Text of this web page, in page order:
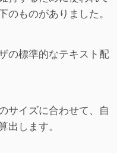
ものがありました。
の標準的なテキスト配
サイズに合わせて、自
します。